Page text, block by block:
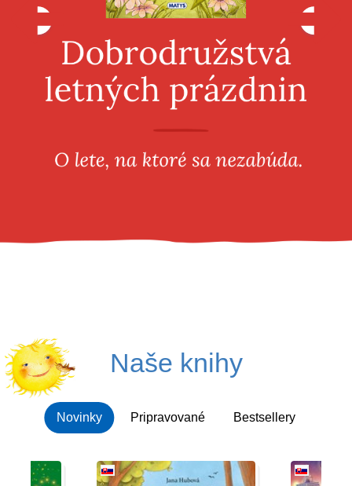
Výchova a pedagogika
Všetky kategórie
Naše knihy
Novinky Pripravované Bestsellery